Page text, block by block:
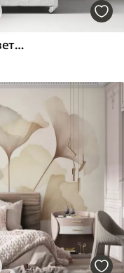
Светло ружичасто цвеће на светло плавој сивој позадини